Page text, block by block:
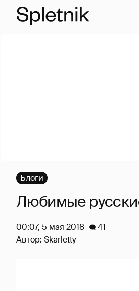
Блоги
Любимые
00:07, 5 мая 2018
41
Автор: Skarletty